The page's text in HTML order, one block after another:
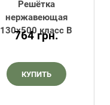
Решётка
нержавеющая
130х500 класс В
764грн.
КУПИТЬ